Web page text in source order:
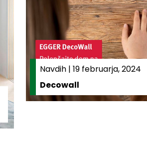
Navdih | 19 februarja, 2024
Decowall